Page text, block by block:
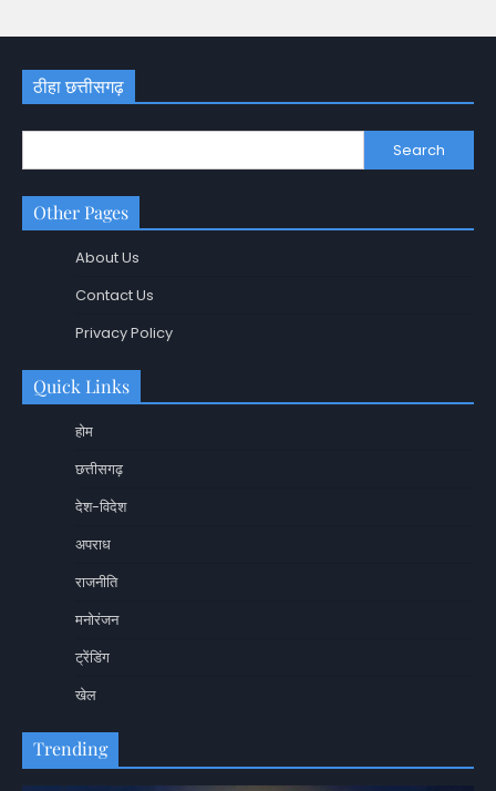
ठीहा छत्तीसगढ़
Search
Other Pages
About Us
Contact Us
Privacy Policy
Quick Links
होम
छत्तीसगढ़
देश-विदेश
अपराध
राजनीति
मनोरंजन
ट्रेंडिंग
खेल
Trending